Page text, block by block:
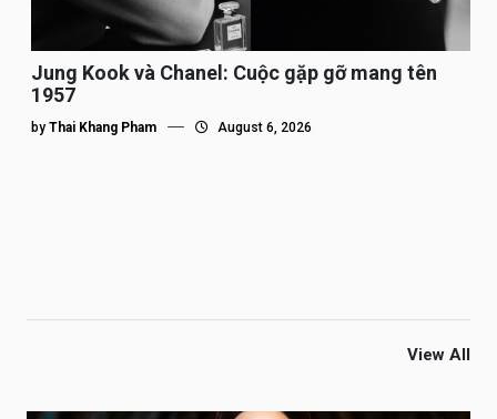
Jung Kook và Chanel: Cuộc gặp gỡ mang tên
1957
by Thai Khang Pham August 6, 2026
View All